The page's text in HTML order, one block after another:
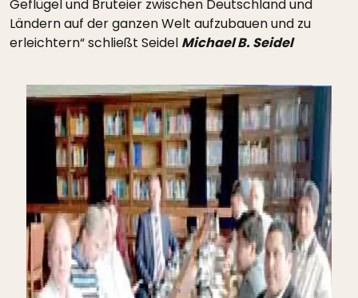
Geflügel und Bruteier zwischen Deutschland und
Ländern auf der ganzen Welt aufzubauen und zu
erleichtern“ schließt Seidel Michael B. Seidel